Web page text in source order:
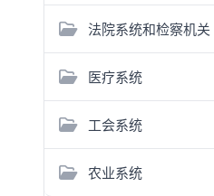
法院系统和检察机关
医疗系统
工会系统
农业系统